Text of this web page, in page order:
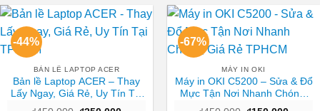
-44%
BẢN LỀ LAPTOP ACER
Bản lề Laptop ACER – Thay
Lấy Ngay, Giá Rẻ, Uy Tín Tại
-67%
MÁY IN OKI
Máy in OKI C5200 – Sửa & Đổ
Mực Tận Nơi Nhanh Chóng,